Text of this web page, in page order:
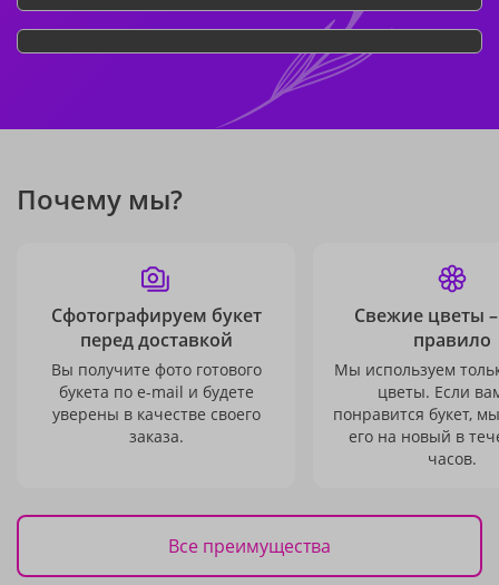
Почему мы?
Сфотографируем букет
перед доставкой
Вы получите фото готового
букета по e-mail и будете
уверены в качестве своего
заказа.
Свежие цветы
правило
Мы используем
цветы. Если
понравится букет,
его на новый в
часов.
Все преимущества